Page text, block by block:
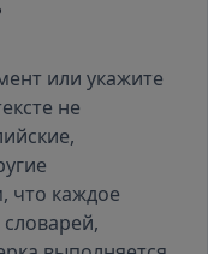
или укажите
не
что каждое
,